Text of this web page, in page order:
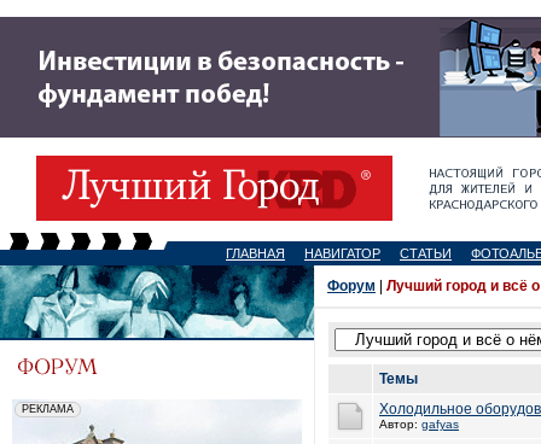
ГЛАВНАЯ НАВИГАТОР СТАТЬИ
Форум Лучший город и всё
Темы
Холодильное
Автор: gafyas